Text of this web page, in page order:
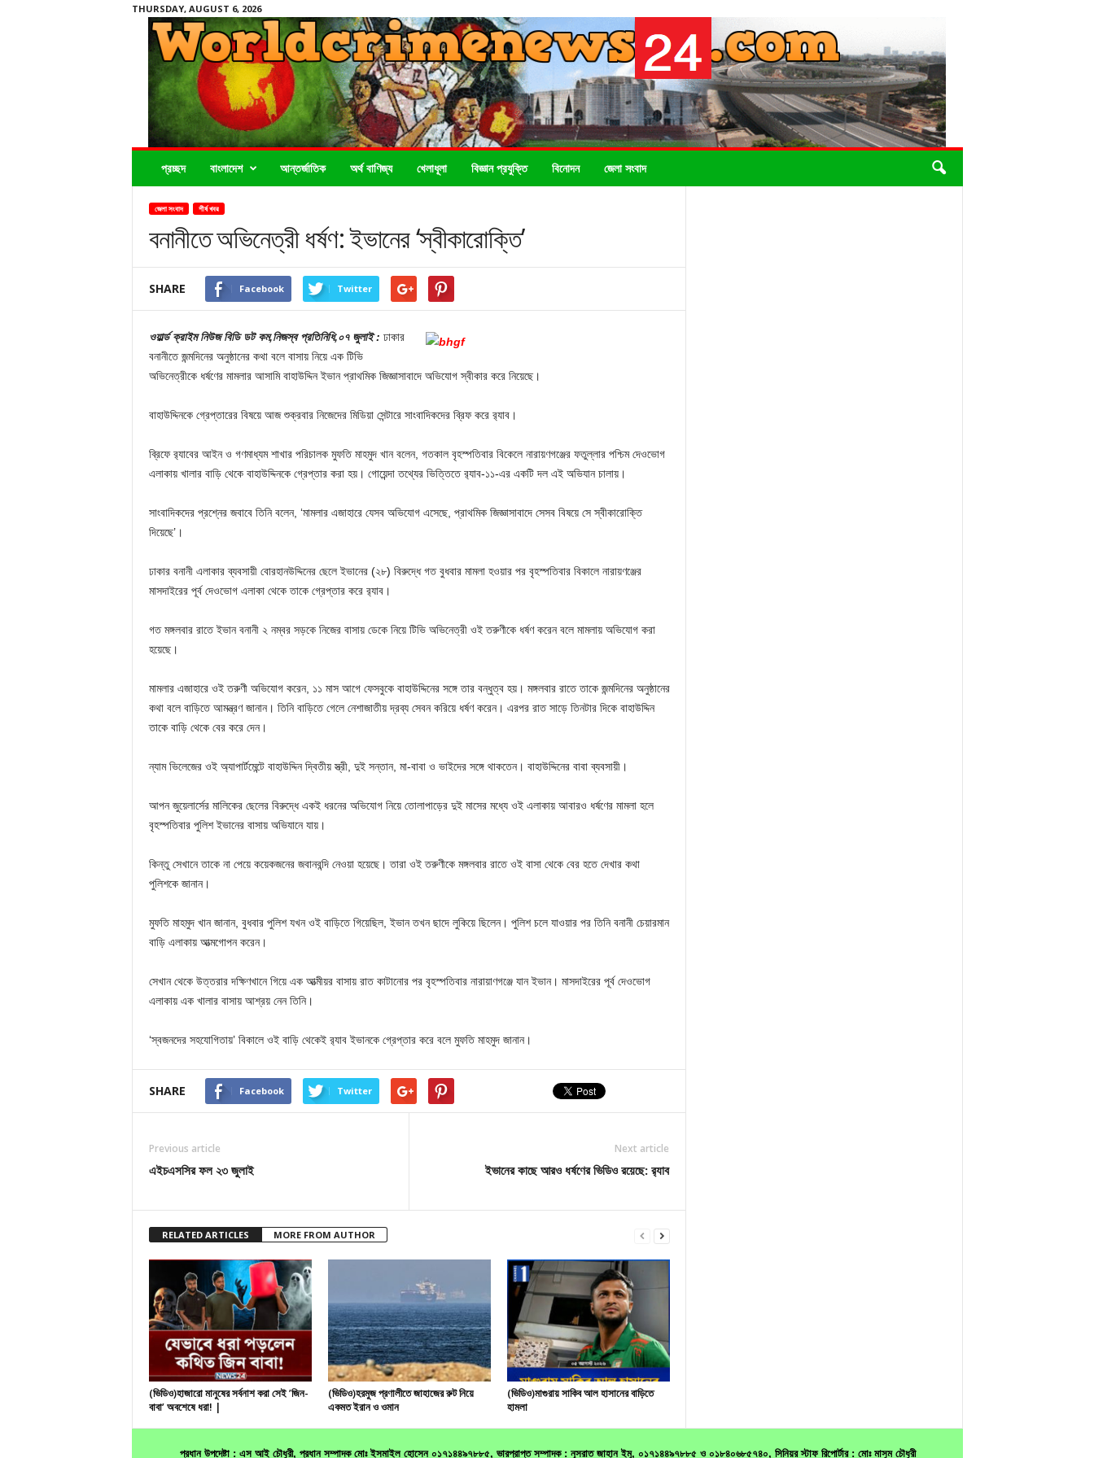
THURSDAY, AUGUST 6, 2026
প্রচ্ছদ বাংলাদেশ আন্তর্জাতিক অর্থ বাণিজ্য খেলাধূলা বিজ্ঞান প্রযুক্তি বিনোদন জেলা সংবাদ
জেলা সংবাদ শীর্ষ খবর
বনানীতে অভিনেত্রী ধর্ষণ: ইভানের ‘স্বীকারোক্তি’
SHARE Facebook Twitter
ওয়ার্ল্ড ক্রাইম নিউজ বিডি ডট কম,নিজস্ব প্রতিনিধি,০৭ জুলাই : ঢাকার
বনানীতে জন্মদিনের অনুষ্ঠানের কথা বলে বাসায় নিয়ে এক টিভি
অভিনেত্রীকে ধর্ষণের মামলার আসামি বাহাউদ্দিন ইভান প্রাথমিক জিজ্ঞাসাবাদে অভিযোগ স্বীকার করে নিয়েছে।
বাহাউদ্দিনকে গ্রেপ্তারের বিষয়ে আজ শুক্রবার নিজেদের মিডিয়া সেন্টারে সাংবাদিকদের ব্রিফ করে র‍্যাব।
ব্রিফে র‍্যাবের আইন ও গণমাধ্যম শাখার পরিচালক মুফতি মাহমুদ খান বলেন, গতকাল বৃহস্পতিবার বিকেলে নারায়ণগঞ্জের ফতুল্লার পশ্চিম দেওভোগ
এলাকায় খালার বাড়ি থেকে বাহাউদ্দিনকে গ্রেপ্তার করা হয়। গোয়েন্দা তথ্যের ভিত্তিতে র‍্যাব-১১-এর একটি দল এই অভিযান চালায়।
সাংবাদিকদের প্রশ্নের জবাবে তিনি বলেন, ‘মামলার এজাহারে যেসব অভিযোগ এসেছে, প্রাথমিক জিজ্ঞাসাবাদে সেসব বিষয়ে সে স্বীকারোক্তি
দিয়েছে’।
ঢাকার বনানী এলাকার ব্যবসায়ী বোরহানউদ্দিনের ছেলে ইভানের (২৮) বিরুদ্ধে গত বুধবার মামলা হওয়ার পর বৃহস্পতিবার বিকালে নারায়ণঞ্জের
মাসদাইরের পূর্ব দেওভোগ এলাকা থেকে তাকে গ্রেপ্তার করে র‌্যাব।
গত মঙ্গলবার রাতে ইভান বনানী ২ নম্বর সড়কে নিজের বাসায় ডেকে নিয়ে টিভি অভিনেত্রী ওই তরুণীকে ধর্ষণ করেন বলে মামলায় অভিযোগ করা
হয়েছে।
মামলার এজাহারে ওই তরুণী অভিযোগ করেন, ১১ মাস আগে ফেসবুকে বাহাউদ্দিনের সঙ্গে তার বন্ধুত্ব হয়। মঙ্গলবার রাতে তাকে জন্মদিনের অনুষ্ঠানের
কথা বলে বাড়িতে আমন্ত্রণ জানান। তিনি বাড়িতে গেলে নেশাজাতীয় দ্রব্য সেবন করিয়ে ধর্ষণ করেন। এরপর রাত সাড়ে তিনটার দিকে বাহাউদ্দিন
তাকে বাড়ি থেকে বের করে দেন।
ন্যাম ভিলেজের ওই অ্যাপার্টমেন্টে বাহাউদ্দিন দ্বিতীয় স্ত্রী, দুই সন্তান, মা-বাবা ও ভাইদের সঙ্গে থাকতেন। বাহাউদ্দিনের বাবা ব্যবসায়ী।
আপন জুয়েলার্সের মালিকের ছেলের বিরুদ্ধে একই ধরনের অভিযোগ নিয়ে তোলাপাড়ের দুই মাসের মধ্যে ওই এলাকায় আবারও ধর্ষণের মামলা হলে
বৃহস্পতিবার পুলিশ ইভানের বাসায় অভিযানে যায়।
কিন্তু সেখানে তাকে না পেয়ে কয়েকজনের জবানবন্দি নেওয়া হয়েছে। তারা ওই তরুণীকে মঙ্গলবার রাতে ওই বাসা থেকে বের হতে দেখার কথা
পুলিশকে জানান।
মুফতি মাহমুদ খান জানান, বুধবার পুলিশ যখন ওই বাড়িতে গিয়েছিল, ইভান তখন ছাদে লুকিয়ে ছিলেন। পুলিশ চলে যাওয়ার পর তিনি বনানী চেয়ারমান
বাড়ি এলাকায় আত্মগোপন করেন।
সেখান থেকে উত্তরার দক্ষিণখানে গিয়ে এক আত্মীয়র বাসায় রাত কাটানোর পর বৃহস্পতিবার নারায়াণগঞ্জে যান ইভান। মাসদাইরের পূর্ব দেওভোগ
এলাকায় এক খালার বাসায় আশ্রয় নেন তিনি।
‘স্বজনদের সহযোগিতায়’ বিকালে ওই বাড়ি থেকেই র‌্যাব ইভানকে গ্রেপ্তার করে বলে মুফতি মাহমুদ জানান।
SHARE Facebook Twitter
Previous article
এইচএসসির ফল ২৩ জুলাই
Next article
ইভানের কাছে আরও ধর্ষণের ভিডিও রয়েছে: র‌্যাব
RELATED ARTICLES MORE FROM AUTHOR
(ভিডিও)হাজারো মানুষের সর্বনাশ করা সেই ’জিন-
বাবা’ অবশেষে ধরা! |
(ভিডিও)হরমুজ প্রণালীতে জাহাজের রুট নিয়ে
একমত ইরান ও ওমান
(ভিডিও)মাগুরায় সাকিব আল হাসানের বাড়িতে
হামলা
প্রধান উপদেষ্টা : এস আই চৌধুরী, প্রধান সম্পাদক মোঃ ইসমাইল হোসেন ০১৭১৪৪৯৭৮৮৫, ভারপ্রাপ্ত সম্পাদক : নূসরাত জাহান ইমু, ০১৭১৪৪৯৭৮৮৫ ও ০১৮৪০৬৮৫৭৪০, সিনিয়র স্টাফ রিপোর্টার : মোঃ মাসুম চৌধুরী